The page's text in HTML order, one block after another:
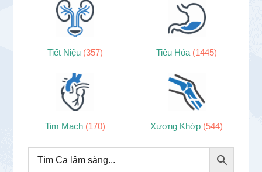
Tiết Niệu (357) Tiêu Hóa (1445)
Tim Mạch (170) Xương Khớp (544)